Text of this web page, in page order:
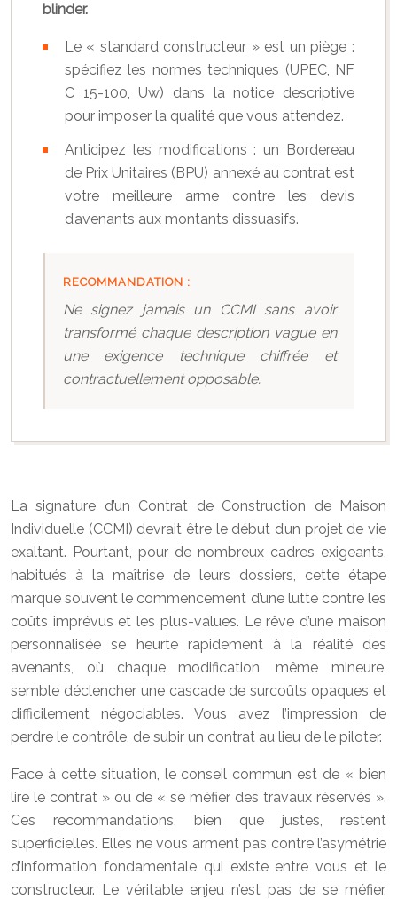
blinder.
Le « standard constructeur » est un piège :
spécifiez les normes techniques (UPEC, NF
C 15-100, Uw) dans la notice descriptive
pour imposer la qualité que vous attendez.
Anticipez les modifications : un Bordereau
de Prix Unitaires (BPU) annexé au contrat est
votre meilleure arme contre les devis
d’avenants aux montants dissuasifs.
RECOMMANDATION :
Ne signez jamais un CCMI sans avoir
transformé chaque description vague en
une exigence technique chiffrée et
contractuellement opposable.
La signature d’un Contrat de Construction de Maison
Individuelle (CCMI) devrait être le début d’un projet de vie
exaltant. Pourtant, pour de nombreux cadres exigeants,
habitués à la maîtrise de leurs dossiers, cette étape
marque souvent le commencement d’une lutte contre les
coûts imprévus et les plus-values. Le rêve d’une maison
personnalisée se heurte rapidement à la réalité des
avenants, où chaque modification, même mineure,
semble déclencher une cascade de surcoûts opaques et
difficilement négociables. Vous avez l’impression de
perdre le contrôle, de subir un contrat au lieu de le piloter.
Face à cette situation, le conseil commun est de « bien
lire le contrat » ou de « se méfier des travaux réservés ».
Ces recommandations, bien que justes, restent
superficielles. Elles ne vous arment pas contre l’asymétrie
d’information fondamentale qui existe entre vous et le
constructeur. Le véritable enjeu n’est pas de se méfier,